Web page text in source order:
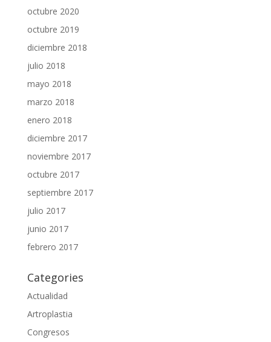
octubre 2020
octubre 2019
diciembre 2018
julio 2018
mayo 2018
marzo 2018
enero 2018
diciembre 2017
noviembre 2017
octubre 2017
septiembre 2017
julio 2017
junio 2017
febrero 2017
Categories
Actualidad
Artroplastia
Congresos